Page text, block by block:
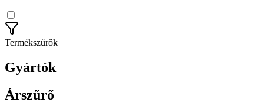
Termékszűrők
Gyártók
Árszűrő